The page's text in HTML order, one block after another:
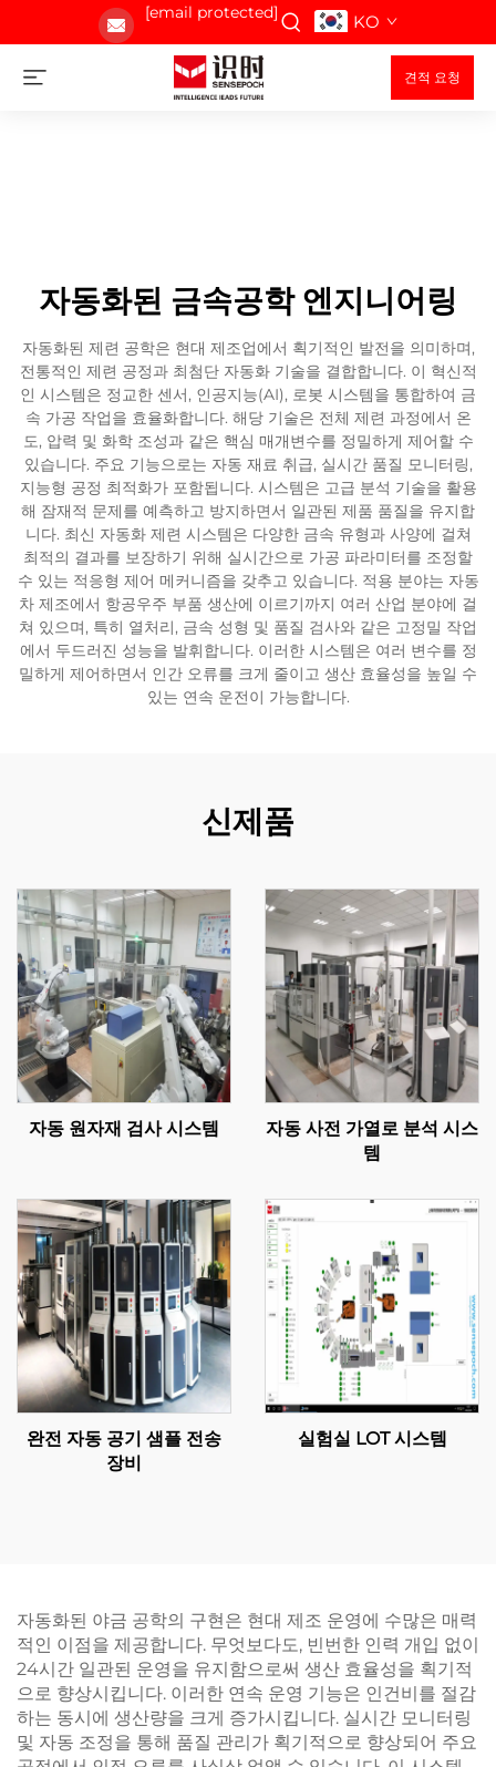
[email protected] KO
견적 요청
자동화된 금속공학 엔지니어링
자동화된 제련 공학은 현대 제조업에서 획기적인 발전을 의미하며,
전통적인 제련 공정과 최첨단 자동화 기술을 결합합니다. 이 혁신적
인 시스템은 정교한 센서, 인공지능(AI), 로봇 시스템을 통합하여 금
속 가공 작업을 효율화합니다. 해당 기술은 전체 제련 과정에서 온
도, 압력 및 화학 조성과 같은 핵심 매개변수를 정밀하게 제어할 수
있습니다. 주요 기능으로는 자동 재료 취급, 실시간 품질 모니터링,
지능형 공정 최적화가 포함됩니다. 시스템은 고급 분석 기술을 활용
해 잠재적 문제를 예측하고 방지하면서 일관된 제품 품질을 유지합
니다. 최신 자동화 제련 시스템은 다양한 금속 유형과 사양에 걸쳐
최적의 결과를 보장하기 위해 실시간으로 가공 파라미터를 조정할
수 있는 적응형 제어 메커니즘을 갖추고 있습니다. 적용 분야는 자동
차 제조에서 항공우주 부품 생산에 이르기까지 여러 산업 분야에 걸
쳐 있으며, 특히 열처리, 금속 성형 및 품질 검사와 같은 고정밀 작업
에서 두드러진 성능을 발휘합니다. 이러한 시스템은 여러 변수를 정
밀하게 제어하면서 인간 오류를 크게 줄이고 생산 효율성을 높일 수
있는 연속 운전이 가능합니다.
신제품
자동 원자재 검사 시스템
자동 사전 가열로 분석 시스
템
완전 자동 공기 샘플 전송
장비
실험실 LOT 시스템
자동화된 야금 공학의 구현은 현대 제조 운영에 수많은 매력
적인 이점을 제공합니다. 무엇보다도, 빈번한 인력 개입 없이
24시간 일관된 운영을 유지함으로써 생산 효율성을 획기적
으로 향상시킵니다. 이러한 연속 운영 기능은 인건비를 절감
하는 동시에 생산량을 크게 증가시킵니다. 실시간 모니터링
및 자동 조정을 통해 품질 관리가 획기적으로 향상되어 주요